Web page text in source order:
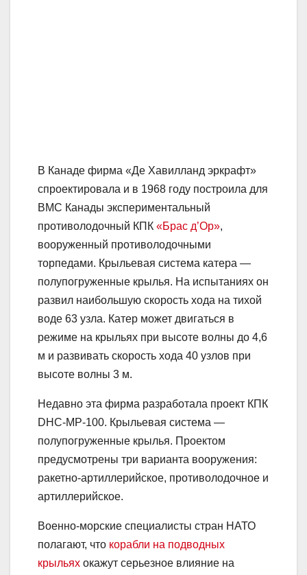
В Канаде фирма «Де Хавилланд эркрафт»
спроектировала и в 1968 году построила для
ВМС Канады экспериментальный
противолодочный КПК «Брас д’Ор»,
вооруженный противолодочными
торпедами. Крыльевая система катера —
полупогруженные крылья. На испытаниях он
развил наибольшую скорость хода на тихой
воде 63 узла. Катер может двигаться в
режиме на крыльях при высоте волны до 4,6
м и развивать скорость хода 40 узлов при
высоте волны 3 м.
Недавно эта фирма разработала проект КПК
DHC-MP-100. Крыльевая система —
полупогруженные крылья. Проектом
предусмотрены три варианта вооружения:
ракетно-артиллерийское, противолодочное и
артиллерийское.
Военно-морские специалисты стран НАТО
полагают, что корабли на подводных
крыльях окажут серьезное влияние на